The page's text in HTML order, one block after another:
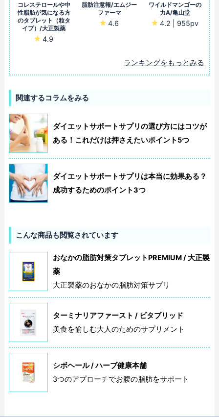
コレステロールや中
性脂肪が気になる方
のタブレット（粒タ
イプ）/大正製薬
4.9
脂肪注意報/エムジー
ファーマ
4.6
ワイルドマンゴーの
力A/亀山堂
4.2 | 955pv
ランキングをもっとみる
関連するコラムをみる
ダイエットサポートサプリの選び方にはコツが
ある！これだけは押さえたいポイント5つ
ダイエットサポートサプリは本当に効果ある？
成功するためのポイント3つ
こんな商品も閲覧されています
おなかの脂肪対策タブレットPREMIUM / 大正製
薬
大正製薬のおなかの脂肪対策サプリ
ターミナリアファースト / ビタブリッド
美食を愉しむ大人のためのサプリメント
シボヘール / ハーブ健康本舗
3つのアプローチでお腹の脂肪をサポート